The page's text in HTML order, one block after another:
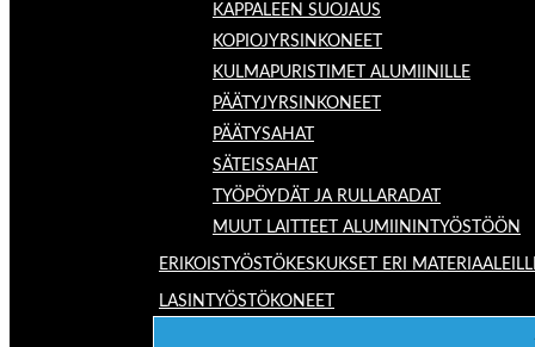
KAPPALEEN SUOJAUS
KOPIOJYRSINKONEET
KULMAPURISTIMET ALUMIINILLE
PÄÄTYJYRSINKONEET
PÄÄTYSAHAT
SÄTEISSAHAT
TYÖPÖYDÄT JA RULLARADAT
MUUT LAITTEET ALUMIININTYÖSTÖÖN
ERIKOISTYÖSTÖKESKUKSET ERI
LASINTYÖSTÖKONEET